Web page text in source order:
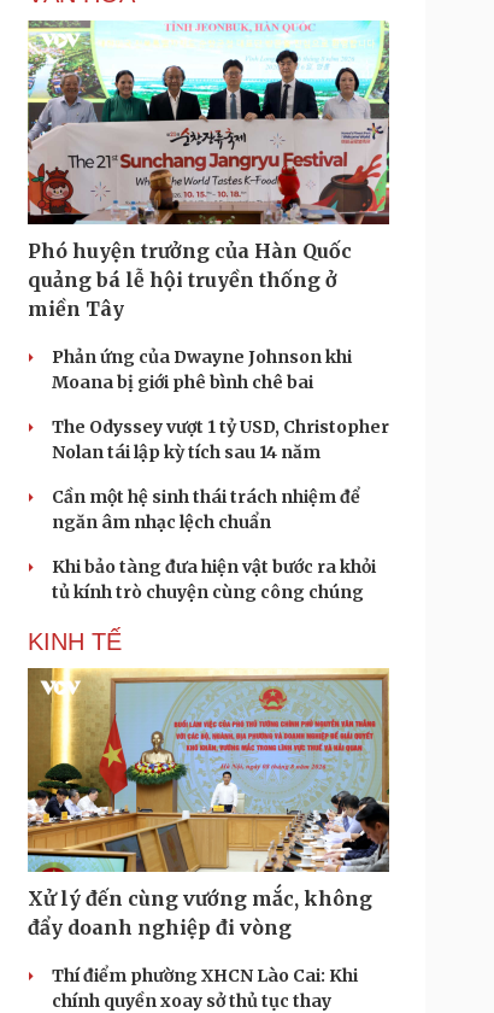
Phó huyện trưởng của Hàn Quốc
quảng bá lễ hội truyền thống ở
miền Tây
Phản ứng của Dwayne Johnson khi
Moana bị giới phê bình chê bai
The Odyssey vượt 1 tỷ USD, Christopher
Nolan tái lập kỳ tích sau 14 năm
Cần một hệ sinh thái trách nhiệm để
ngăn âm nhạc lệch chuẩn
Khi bảo tàng đưa hiện vật bước ra khỏi
tủ kính trò chuyện cùng công chúng
KINH TẾ
Xử lý đến cùng vướng mắc, không
đẩy doanh nghiệp đi vòng
Thí điểm phường XHCN Lào Cai: Khi
chính quyền xoay sở thủ tục thay